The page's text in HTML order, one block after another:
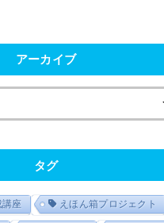
アーカイブ
タグ
講座 えほん箱プロジェクト